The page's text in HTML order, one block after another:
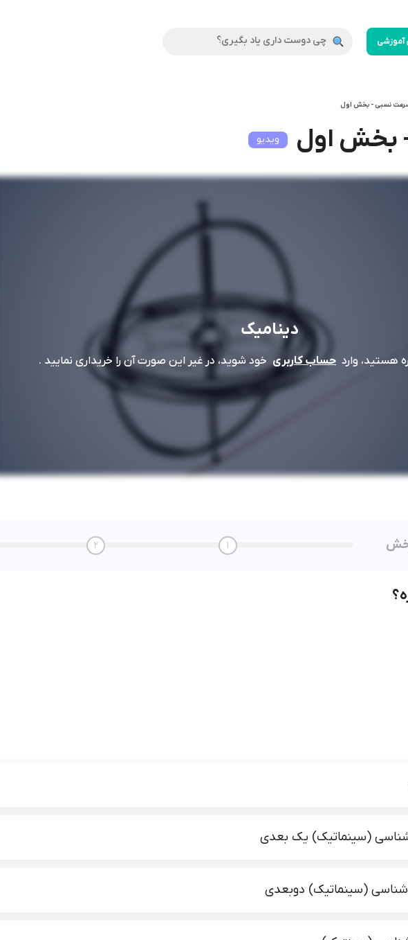
آموزشی
نسبی - بخش اول
بخش اول ویدیو
دینامیک
هستید، وارد حساب کاربری خود شوید، در غیر این صورت آن را خریداری نمایید .
1
2
(سینماتیک) یک بعدی
(سینماتیک) دوبعدی